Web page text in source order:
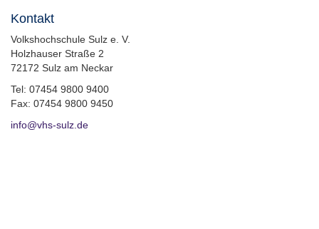
Kontakt
Volkshochschule Sulz e. V.
Holzhauser Straße 2
72172 Sulz am Neckar
Tel: 07454 9800 9400
Fax: 07454 9800 9450
info@vhs-sulz.de